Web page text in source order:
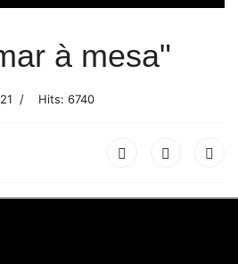
à mesa"
Hits: 6740